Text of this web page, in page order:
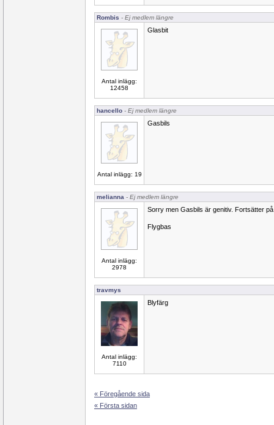
Rombis - Ej medlem längre
Antal inlägg:
12458
Glasbit
hancello - Ej medlem längre
Antal inlägg: 19
Gasbils
melianna - Ej medlem längre
Antal inlägg:
2978
Sorry men Gasbils är genitiv. Fortsätter
Flygbas
travmys
Antal inlägg:
7110
Blyfärg
« Föregående sida
« Första sidan